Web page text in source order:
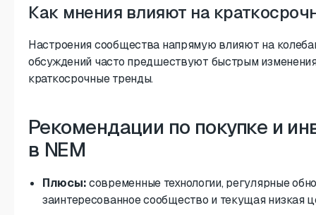
Как мнения влияют на
Настроения сообщества напрямую влияют на
обсуждений часто предшествуют быстрым
краткосрочные тренды.
Рекомендации по покупке и
в NEM
Плюсы:современные технологии, регулярные
заинтересованное сообщество и текущая низкая